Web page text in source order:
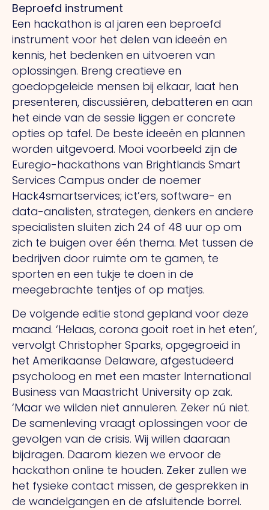
Beproefd instrument
Een hackathon is al jaren een beproefd
instrument voor het delen van ideeën en
kennis, het bedenken en uitvoeren van
oplossingen. Breng creatieve en
goedopgeleide mensen bij elkaar, laat hen
presenteren, discussiëren, debatteren en aan
het einde van de sessie liggen er concrete
opties op tafel. De beste ideeën en plannen
worden uitgevoerd. Mooi voorbeeld zijn de
Euregio-hackathons van Brightlands Smart
Services Campus onder de noemer
Hack4smartservices; ict’ers, software- en
data-analisten, strategen, denkers en andere
specialisten sluiten zich 24 of 48 uur op om
zich te buigen over één thema. Met tussen de
bedrijven door ruimte om te gamen, te
sporten en een tukje te doen in de
meegebrachte tentjes of op matjes.
De volgende editie stond gepland voor deze
maand. ‘Helaas, corona gooit roet in het eten’,
vervolgt Christopher Sparks, opgegroeid in
het Amerikaanse Delaware, afgestudeerd
psycholoog en met een master International
Business van Maastricht University op zak.
‘Maar we wilden niet annuleren. Zeker nú niet.
De samenleving vraagt oplossingen voor de
gevolgen van de crisis. Wij willen daaraan
bijdragen. Daarom kiezen we ervoor de
hackathon online te houden. Zeker zullen we
het fysieke contact missen, de gesprekken in
de wandelgangen en de afsluitende borrel.